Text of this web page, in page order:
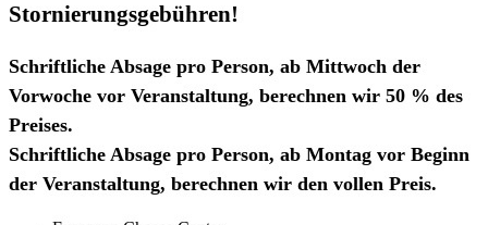
Stornierungsgebühren!
Schriftliche Absage pro Person, ab Mittwoch der
Vorwoche vor Veranstaltung, berechnen wir 50 % des
Preises.
Schriftliche Absage pro Person, ab Montag vor Beginn
der Veranstaltung, berechnen wir den vollen Preis.